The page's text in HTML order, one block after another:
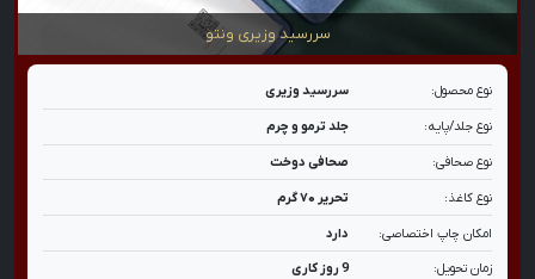
سررسید وزیری ونتو
نوع محصول: سررسید وزیری
نوع جلد/پایه: جلد ترمو و چرم
نوع صحافی: صحافی دوخت
نوع کاغذ: تحریر ۷۰ گرم
امکان چاپ اختصاصی: دارد
زمان تحویل: 9 روز کاری